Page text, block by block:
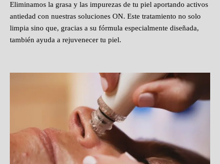
Eliminamos la grasa y las impurezas de tu piel aportando activos
antiedad con nuestras soluciones ON. Este tratamiento no solo
limpia sino que, gracias a su fórmula especialmente diseñada,
también ayuda a rejuvenecer tu piel.